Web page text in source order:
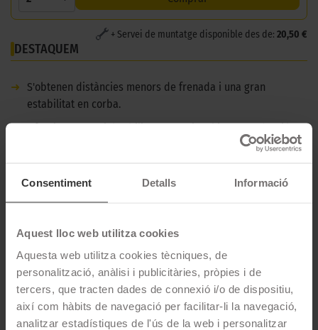
Consentiment Detalls Informació
Aquest lloc web utilitza cookies
Aquesta web utilitza cookies tècniques, de
personalització, anàlisi i publicitàries, pròpies i de
tercers, que tracten dades de connexió i/o de dispositiu,
així com hàbits de navegació per facilitar-li la navegació,
analitzar estadístiques de l'ús de la web i personalitzar
+ Servei de muntatge disponible des de: 20,50 €
DESTAQUEM
➜
S'obtenen distàncies menors de frenada i una gran
estabilitat en corba.
➜ Ofereix una maniobrabilitat excepcional i una conducció
una adherència excel·lent.
245/40 R18 97Y XL REFORZADO - MERCEDES
El Continental EcoContact 6 és un pneumàtic ideal per a una
conducció esportiva. Amb un control excepcional fins i tot a
velocitats vertiginoses, aquest pneumàtic et permet un confort
sense límits en qualsevol situació.